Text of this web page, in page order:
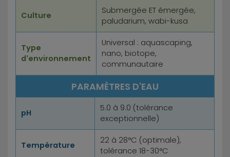
Culture
Submergée ET émergée,
paludarium, wabi-kusa
Type
d'environnement
Universal : aquascaping,
nano, biotope,
communautaire
PARAMÈTRES D'EAU
pH
5.0 à 9.0 (tolérance
exceptionnelle)
Température
22 à 28°C (optimale),
tolérance 18-30°C